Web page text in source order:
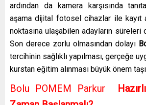
ardından da kamera karşısında
aşama dijital fotosel cihazlar ile kayıt
noktasına ulaşabilen adayların süreleri
Son derece zorlu olmasından dolayı
tercihinin sağlıklı yapılması, gerçeğe
kurstan eğitim alınması büyük önem
Bolu POMEM Parkur